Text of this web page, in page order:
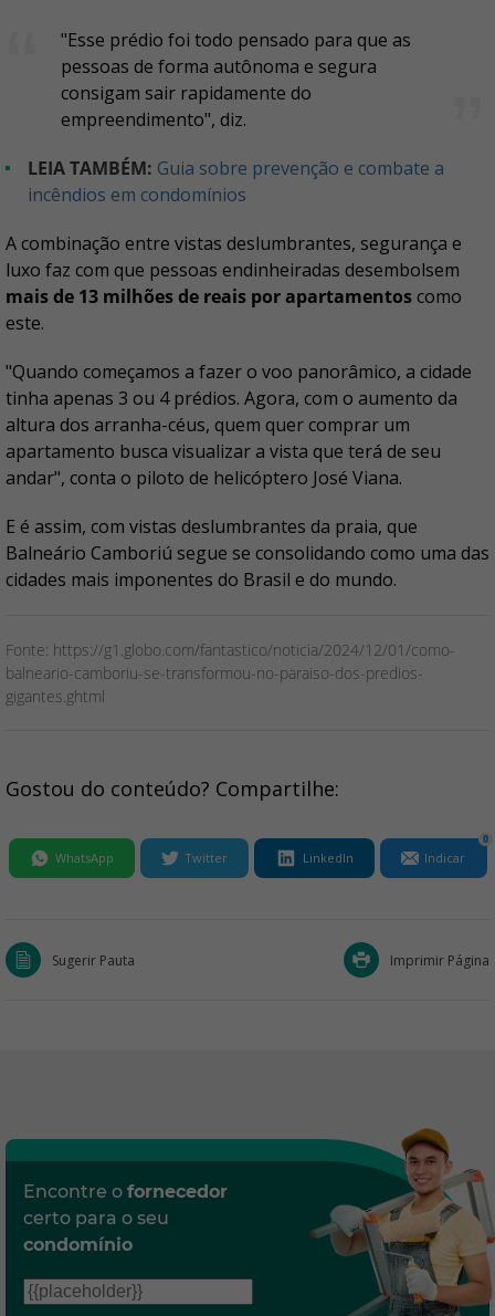
"Esse prédio foi todo pensado para que as
pessoas de forma autônoma e segura
consigam sair rapidamente do
empreendimento", diz.
LEIA TAMBÉM: Guia sobre prevenção e combate a
incêndios em condomínios
A combinação entre vistas deslumbrantes, segurança e
luxo faz com que pessoas endinheiradas desembolsem
mais de 13 milhões de reais por apartamentoscomo
este.
"Quando começamos a fazer o voo panorâmico, a cidade
tinha apenas 3 ou 4 prédios. Agora, com o aumento da
altura dos arranha-céus, quem quer comprar um
apartamento busca visualizar a vista que terá de seu
andar", conta o piloto de helicóptero José Viana.
E é assim, com vistas deslumbrantes da praia, que
Balneário Camboriú segue se consolidando como uma das
cidades mais imponentes do Brasil e do mundo.
Fonte: https://g1.globo.com/fantastico/noticia/2024/12/01/como-
balneario-camboriu-se-transformou-no-paraiso-dos-predios-
gigantes.ghtml
Gostou do conteúdo? Compartilhe:
WhatsApp Twitter LinkedIn Indicar
0
Sugerir Pauta Imprimir Página
Encontre o fornecedor
certo para o seu
condomínio